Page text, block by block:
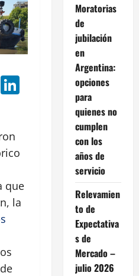
Telegram
LinkedIn
que
la
Moratorias
de
jubilación
en
Argentina:
opciones
para
quienes no
cumplen
con los
años de
servicio
Relevamien
to de
Expectativa
s de
Mercado –
julio 2026